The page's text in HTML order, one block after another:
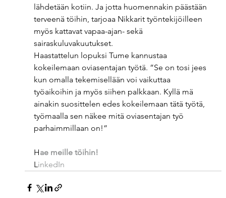
lähdetään kotiin. Ja jotta huomennakin päästään
terveenä töihin, tarjoaa Nikkarit työntekijöilleen
myös kattavat vapaa-ajan- sekä
sairaskuluvakuutukset.
Haastattelun lopuksi Tume kannustaa
kokeilemaan oviasentajan työtä. ”Se on tosi jees
kun omalla tekemisellään voi vaikuttaa
työaikoihin ja myös siihen palkkaan. Kyllä mä
ainakin suosittelen edes kokeilemaan tätä työtä,
työmaalla sen näkee mitä oviasentajan työ
parhaimmillaan on!”
Hae meille töihin!
L inkedIn